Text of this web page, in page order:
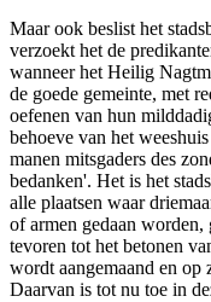
Maar ook beslist het
verzoekt het de
wanneer het Heilig
de goede gemeinte, met
oefenen van hun
behoeve van het
manen mitsgaders des
bedanken'. Het is het
alle plaatsen waar
of armen gedaan
tevoren tot het betonen
wordt aangemaand en op
Daarvan is tot nu toe in